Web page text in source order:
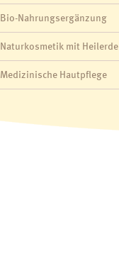
Bio-Nahrungsergänzung
Naturkosmetik mit Heilerde
Medizinische Hautpflege